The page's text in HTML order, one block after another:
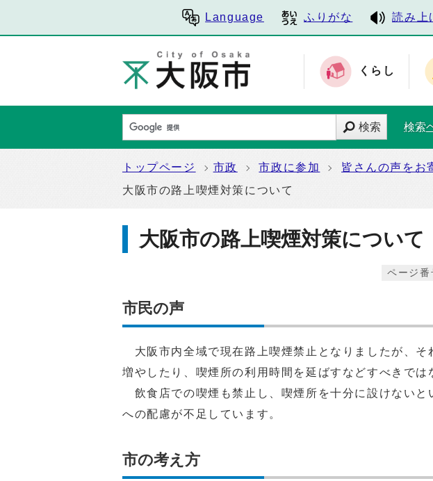
Language ふりがな 読み上
くらし
検索 検索
トップページ 市政 市政に参加 皆さんの声をお
大阪市の路上喫煙対策について
大阪市の路上喫煙対策について
ページ
市民の声
大阪市内全域で現在路上喫煙禁止となりましたが、そ
増やしたり、喫煙所の利用時間を延ばすなどすべきでは
飲食店での喫煙も禁止し、喫煙所を十分に設けないと
への配慮が不足しています。
市の考え方